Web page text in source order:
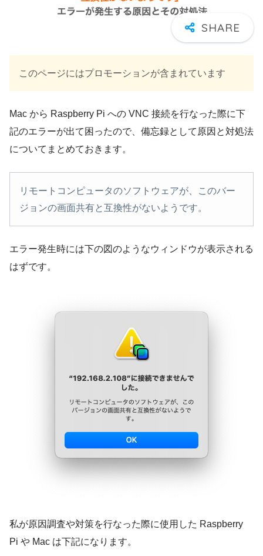
このページにはプロモーションが含まれています
Mac から Raspberry Pi への VNC 接続を行なった際に下
記のエラーが出て困ったので、備忘録として原因と対処法
についてまとめておきます。
リモートコンピュータのソフトウェアが、このバー
ジョンの画面共有と互換性がないようです。
エラー発生時には下の図のようなウィンドウが表示される
はずです。
私が原因調査や対策を行なった際に使用した Raspberry
Pi や Mac は下記になります。